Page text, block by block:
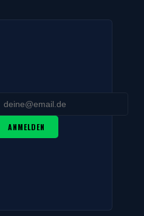
ANMELDEN